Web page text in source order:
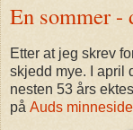
En sommer -
Etter at jeg skrev
skjedd mye. I april
nesten 53 års
på Auds